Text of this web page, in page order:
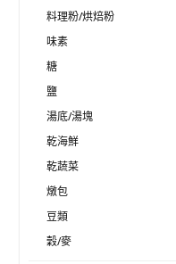
料理粉/烘焙粉
味素
糖
鹽
湯底/湯塊
乾海鮮
乾蔬菜
燉包
豆類
穀/麥